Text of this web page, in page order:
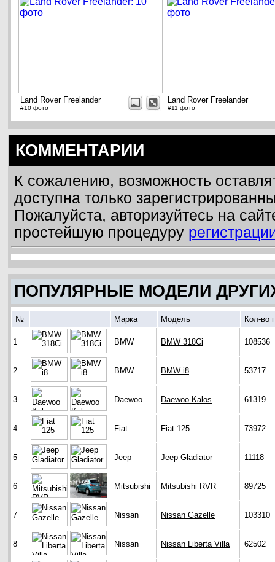
Land Rover Freelander
#10 фото
Land Rover Freelander
#11 фото
КОММЕНТАРИИ
К сожалению, возможность
доступна только
Пожалуйста, авторизуйтесь на
простейшую процедуру
ПОПУЛЯРНЫЕ МОДЕЛИ
№ Марка Модель Кол-во
1 BMW BMW 318Ci 108536
2 BMW BMW i8 53717
3 Daewoo Daewoo Kalos 61319
4 Fiat Fiat 125 73972
5 Jeep Jeep Gladiator 11118
6 Mitsubishi Mitsubishi RVR 89725
7 Nissan Nissan Gazelle 103310
8 Nissan Nissan Liberta Villa 62502